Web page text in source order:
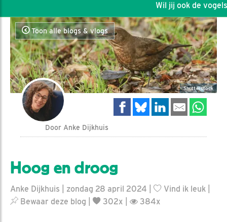
Wil jij ook de
Toon alle blogs & vlogs
Shutterstock
Door Anke Dijkhuis
Hoog en droog
Anke Dijkhuis | zondag 28 april 2024 | Vind ik leuk
Bewaar deze blog
302x | 384x